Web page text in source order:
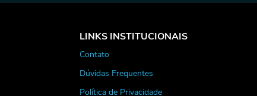
LINKS INSTITUCIONAIS
Contato
Dúvidas Frequentes
Política de Privacidade